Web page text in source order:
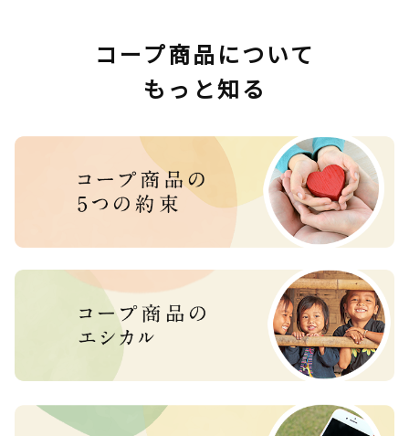
コープ商品について
もっと知る